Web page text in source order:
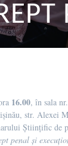
16.00, în sala
str. Alexei
Științific de
penal și